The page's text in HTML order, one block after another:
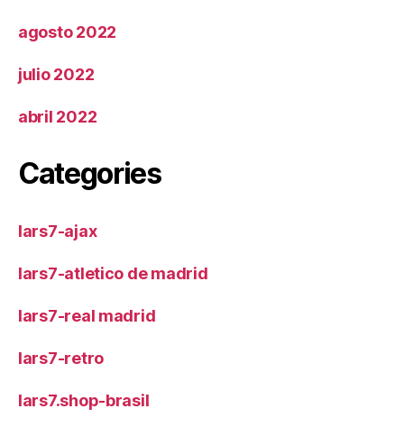
agosto 2022
julio 2022
abril 2022
Categories
lars7-ajax
lars7-atletico de madrid
lars7-real madrid
lars7-retro
lars7.shop-brasil